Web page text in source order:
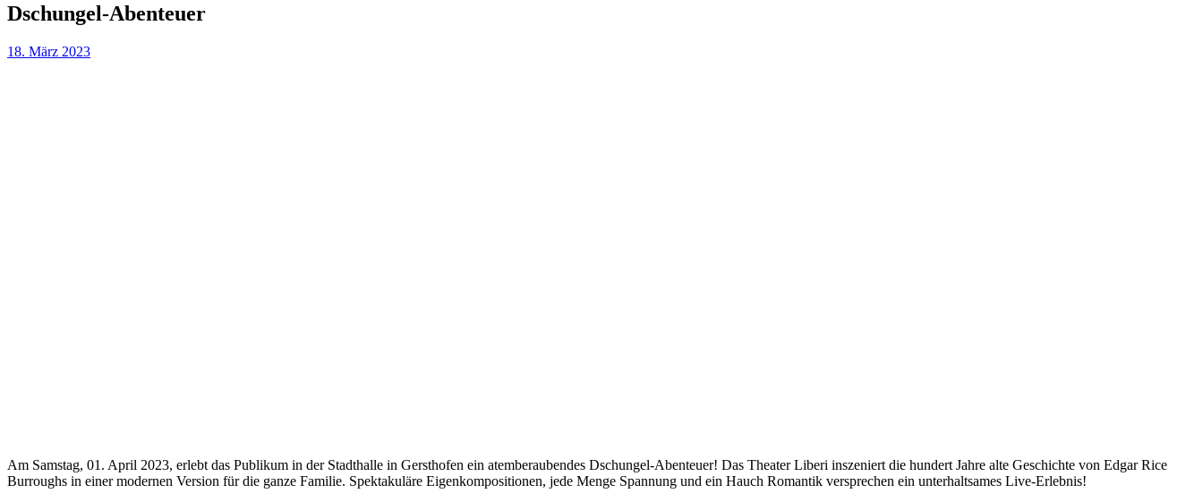
Dschungel-Abenteuer
18. März 2023
Am Samstag, 01. April 2023, erlebt das Publikum in der Stadthalle in Gersthofen ein atemberaubendes Dschungel-Abenteuer! Das Theater Liberi inszeniert die hundert Jahre alte Geschichte von Edgar Rice
Burroughs in einer modernen Version für die ganze Familie. Spektakuläre Eigenkompositionen, jede Menge Spannung und ein Hauch Romantik versprechen ein unterhaltsames Live-Erlebnis!